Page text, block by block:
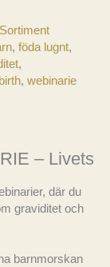
Sortiment
, föda lugnt,
,
, webinarie
–Livets
där du
graviditet och
barnmorskan